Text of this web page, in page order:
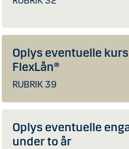
Oplys eventuelle
FlexLån®
RUBRIK 39
Oplys eventuelle
under to år